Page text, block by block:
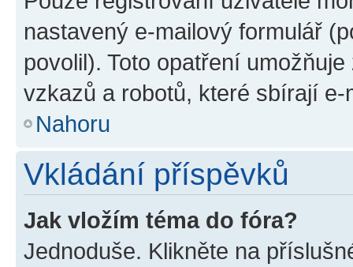
nastavený e-mailový formulář
povolil). Toto opatření
vzkazů a robotů, které sbírají e-
Nahoru
Vkládání příspěvků
Jak vložím téma do fóra?
Jednoduše. Klikněte na